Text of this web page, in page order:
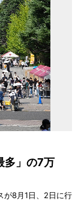
多」の7万
が8月1日、2日に行